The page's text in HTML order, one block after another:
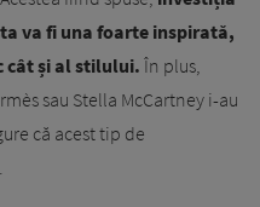
va fi una foarte inspirată,
cât și al stilului. În plus,
sau Stella McCartney i-au
că acest tip de